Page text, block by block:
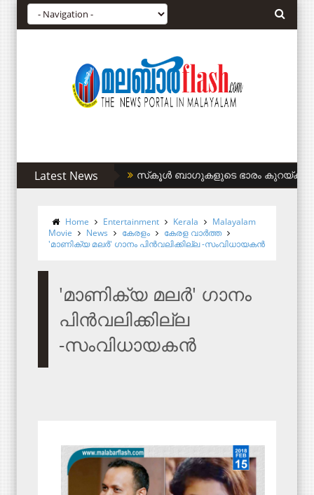
Latest News സിഎഎ അനുകൂലികള്‍ക്ക് കുടിവെള്ളം
Home Entertainment Kerala
Malayalam
Movie
News കേരളം
കേരള വാര്‍ത്ത
'മാണിക്യ മലർ' ഗാനം പിൻവലിക്കില്ല -സംവിധായകൻ
'മാണിക്യ മലർ' ഗാനം
പിൻവലിക്കില്ല
-സംവിധായകൻ